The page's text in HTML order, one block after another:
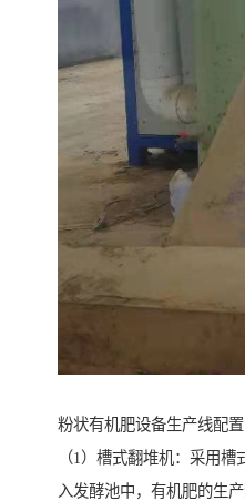
粉状有机肥设备生产线配置
（1）槽式翻堆机：采用
入发酵池中，有机肥的生